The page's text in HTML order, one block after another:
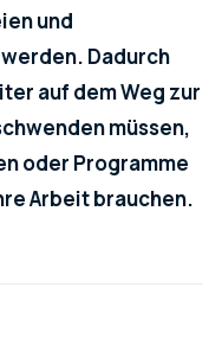
und
Dadurch
auf dem Weg zur
müssen,
oder Programme
Arbeit brauchen.